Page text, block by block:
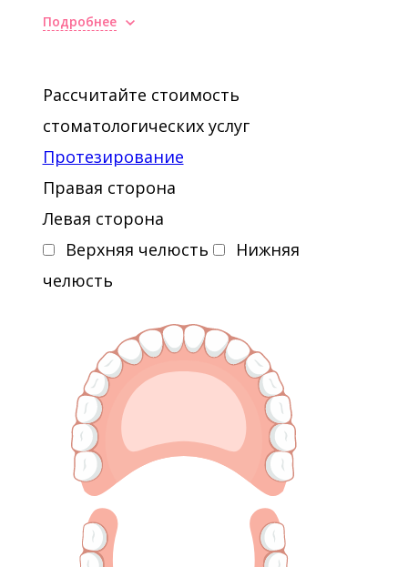
Подробнее
Рассчитайте стоимость
стоматологических услуг
Протезирование
Правая сторона
Левая сторона
Верхняя челюсть
Нижняя
челюсть